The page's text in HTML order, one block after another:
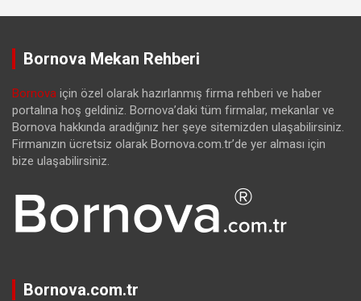
Bornova Mekan Rehberi
Bornova için özel olarak hazırlanmış firma rehberi ve haber
portalına hoş geldiniz. Bornova’daki tüm firmalar, mekanlar ve
Bornova hakkında aradığınız her şeye sitemizden ulaşabilirsiniz.
Firmanızın ücretsiz olarak Bornova.com.tr’de yer alması için
bize ulaşabilirsiniz.
Bornova.com.tr